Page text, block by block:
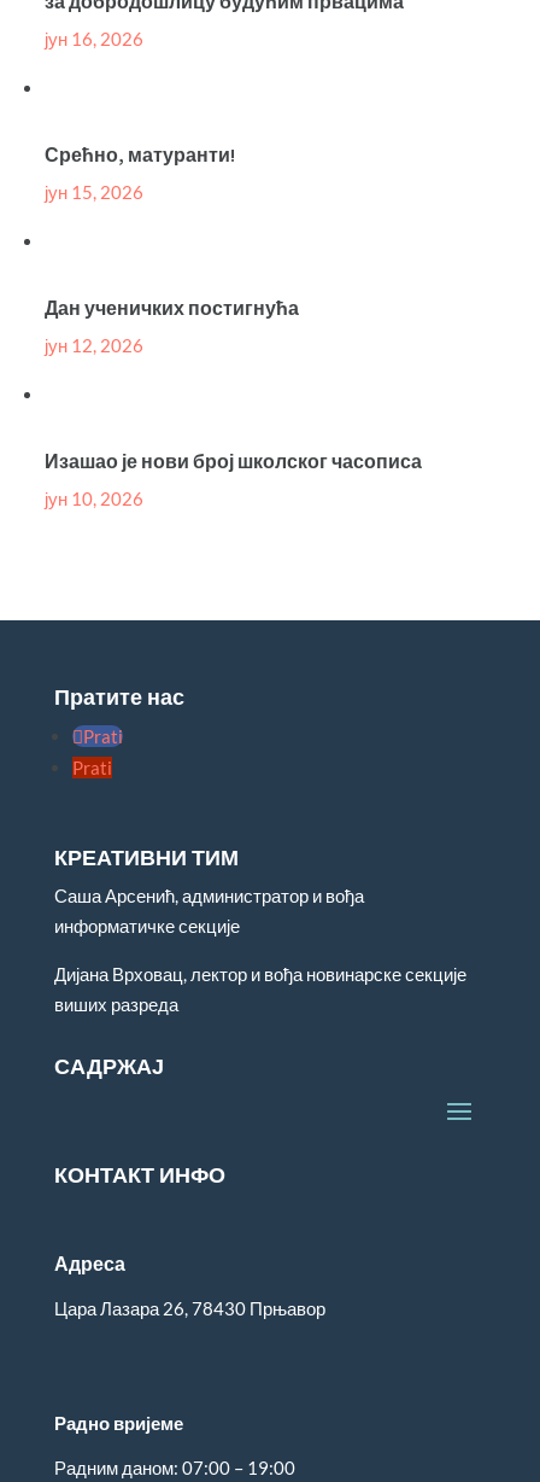
јун 16, 2026
Срећно, матуранти!
јун 15, 2026
Дан ученичких постигнућа
јун 12, 2026
Изашао је нови број школског часописа
јун 10, 2026
Пратите нас
Prati
Prati
КРЕАТИВНИ ТИМ
Саша Арсенић, администратор и вођа
информатичке секције
Дијана Врховац, лектор и вођа новинарске секције
виших разреда
САДРЖАЈ
КОНТАКТ ИНФО
Адреса
Цара Лазара 26, 78430 Прњавор
Радно вријеме
Радним даном: 07:00 – 19:00